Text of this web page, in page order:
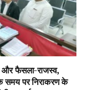
फैसला-राजस्व,
समय पर निराकरण के